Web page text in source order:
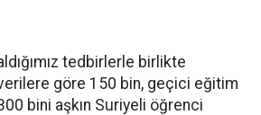
tedbirlerle birlikte
göre 150 bin, geçici eğitim
bini aşkın Suriyeli öğrenci